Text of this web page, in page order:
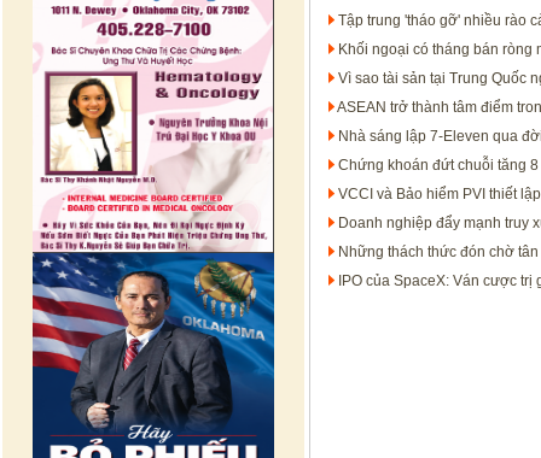
Tập trung 'tháo gỡ' nhiều rào
Khối ngoại có tháng bán ròng
Vì sao tài sản tại Trung Quốc
ASEAN trở thành tâm điểm
Nhà sáng lập 7-Eleven qua
Chứng khoán đứt chuỗi tăng
VCCI và Bảo hiểm PVI thiết
Doanh nghiệp đẩy mạnh truy
Những thách thức đón chờ
IPO của SpaceX: Ván cược